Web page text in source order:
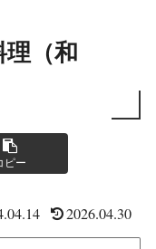
（和
ピー
2026.04.30